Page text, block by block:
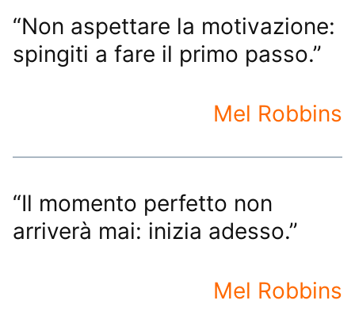
“Non aspettare la motivazione:
spingiti a fare il primo passo.”
Mel Robbins
“Il momento perfetto non
arriverà mai: inizia adesso.”
Mel Robbins